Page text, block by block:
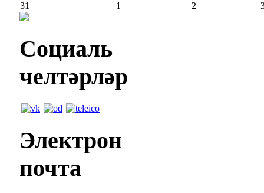
31
1 2
Социаль
челтәрләр
Электрон
почта